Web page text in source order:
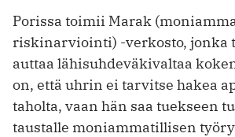
Porissa toimii Marak
riskinarviointi) -verkosto, jonka
auttaa lähisuhdeväkivaltaa
on, että uhrin ei tarvitse hakea
taholta, vaan hän saa tuekseen
taustalle moniammatillisen